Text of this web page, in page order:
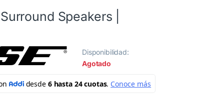
Speakers |
Disponibilidad:
Agotado